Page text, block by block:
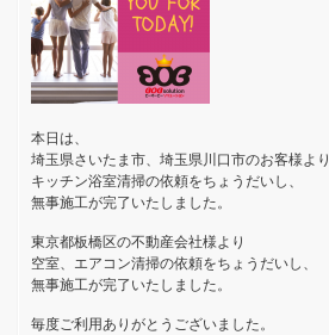
本日は、
埼玉県さいたま市、埼玉県川口市のお客様より
キッチン浴室清掃の依頼をちょうだいし、
無事施工が完了いたしました。
東京都板橋区の不動産会社様より
空室、エアコン清掃の依頼をちょうだいし、
無事施工が完了いたしました。
毎度ご利用ありがとうございました。